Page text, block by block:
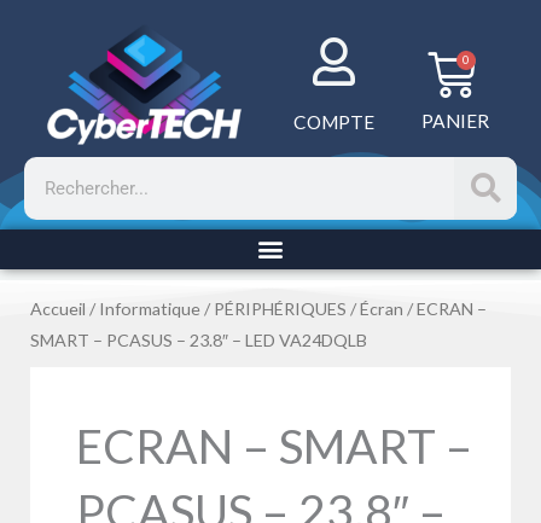
COMPTE
0
PANIER
Rechercher
Accueil /Informatique / PÉRIPHÉRIQUES /Écran / ECRAN –
SMART – PCASUS – 23.8″ – LED VA24DQLB
ECRAN – SMART –
PCASUS – 23.8″ –